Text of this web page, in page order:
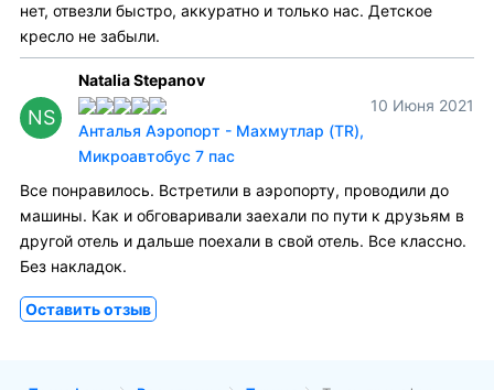
нет, отвезли быстро, аккуратно и только нас. Детское
кресло не забыли.
NS
Natalia Stepanov
10 Июня 2021
Анталья Аэропорт - Махмутлар (TR),
Микроавтобус 7 пас
Все понравилось. Встретили в аэропорту, проводили до
машины. Как и обговаривали заехали по пути к друзьям в
другой отель и дальше поехали в свой отель. Все классно.
Без накладок.
Оставить отзыв